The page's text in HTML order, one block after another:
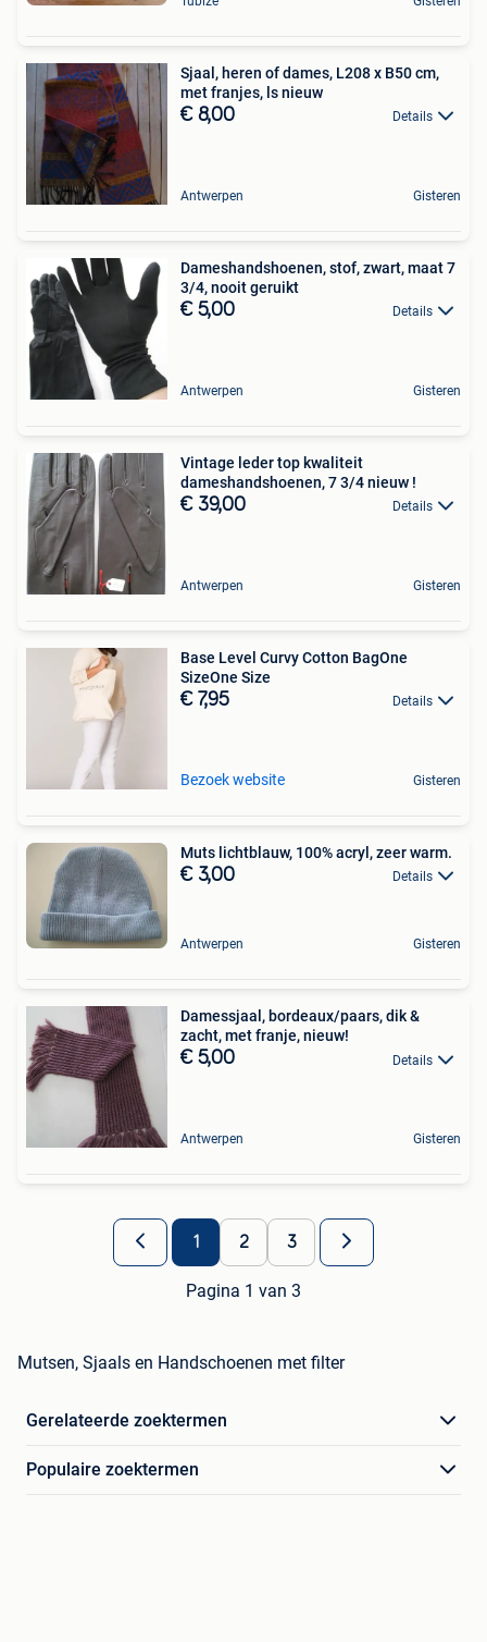
Sjaal, heren of dames, L208 x B50 cm,
met franjes, ls nieuw
€ 8,00 Details
Antwerpen Gisteren
Dameshandshoenen, stof, zwart, maat 7
3/4, nooit geruikt
€ 5,00 Details
Antwerpen Gisteren
Vintage leder top kwaliteit
dameshandshoenen, 7 3/4 nieuw !
€ 39,00 Details
Antwerpen Gisteren
Base Level Curvy Cotton BagOne
SizeOne Size
€ 7,95 Details
Bezoek website Gisteren
Muts lichtblauw, 100% acryl, zeer warm.
€ 3,00 Details
Antwerpen Gisteren
Damessjaal, bordeaux/paars, dik &
zacht, met franje, nieuw!
€ 5,00 Details
Antwerpen Gisteren
1 2 3
Pagina 1 van 3
Mutsen, Sjaals en Handschoenen met filter
Gerelateerde zoektermen
Populaire zoektermen